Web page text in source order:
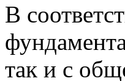
В
так и с